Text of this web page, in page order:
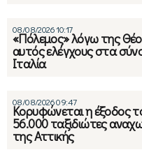
08/08/2026 10:17
«Πόλεμος» λόγω της
αυτός ελέγχους στα
Ιταλία
08/08/2026 09:47
Κορυφώνεται η έξοδος
56.000 ταξιδιώτες
της Αττικής